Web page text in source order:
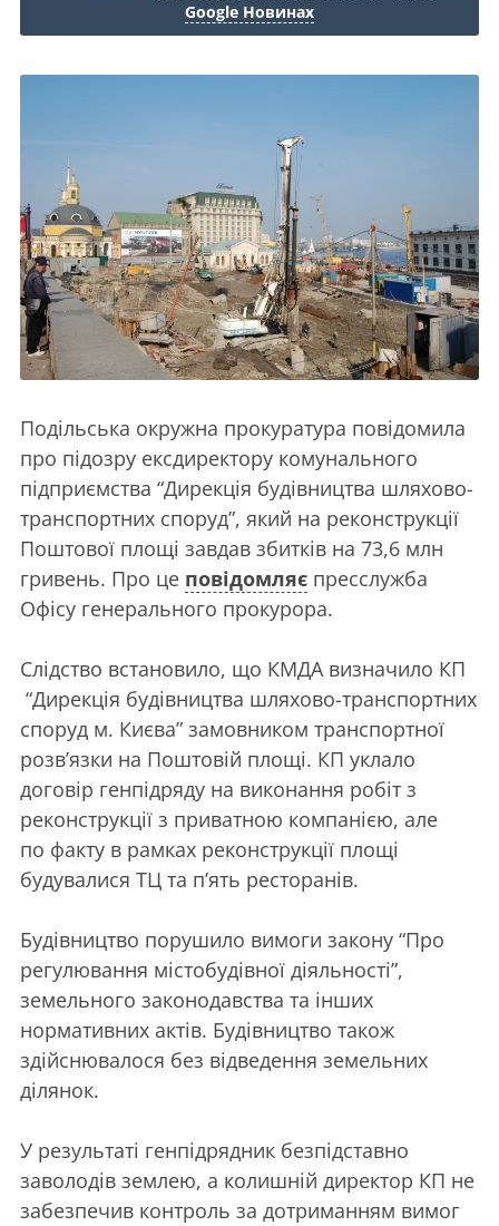
Google Новинах
Подільська окружна прокуратура повідомила
про підозру ексдиректору комунального
підприємства “Дирекція будівництва шляхово-
транспортних споруд”, який на реконструкції
Поштової площі завдав збитків на 73,6 млн
гривень. Про це повідомляє пресслужба
Офісу генерального прокурора.
Слідство встановило, що КМДА визначило КП
“Дирекція будівництва шляхово-транспортних
споруд м. Києва” замовником транспортної
розв’язки на Поштовій площі. КП уклало
договір генпідряду на виконання робіт з
реконструкції з приватною компанією, але
по факту в рамках реконструкції площі
будувалися ТЦ та п’ять ресторанів.
Будівництво порушило вимоги закону “Про
регулювання містобудівної діяльності”,
земельного законодавства та інших
нормативних актів. Будівництво також
здійснювалося без відведення земельних
ділянок.
У результаті генпідрядник безпідставно
заволодів землею, а колишній директор КП не
забезпечив контроль за дотриманням вимог